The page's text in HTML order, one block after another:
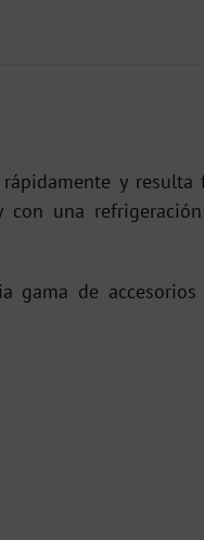
y
con una
gama de